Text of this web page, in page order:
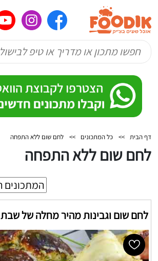
דף הבית >> כל המתכונים >> לחם שום ללא התפחה
לחם שום ללא התפחה
לחם שום וגבינות מהיר מחלה של שבת